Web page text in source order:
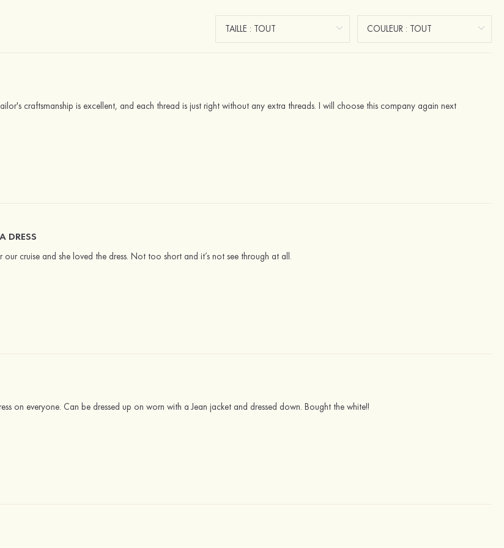
craftsmanship is excellent, and each thread is just right without any extra threads. I will choose this company again next
DRESS
cruise and she loved the dress. Not too short and it’s not see through at all.
on everyone. Can be dressed up on worn with a Jean jacket and dressed down. Bought the white!!